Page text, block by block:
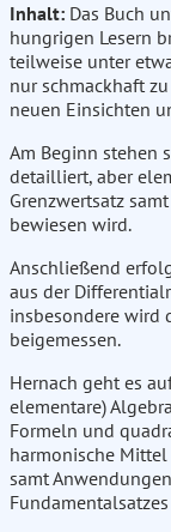
Inhalt: Das Buch
hungrigen Lesern
teilweise unter
nur schmackhaft
neuen Einsichten
Am Beginn stehen
detailliert, aber
Grenzwertsatz
bewiesen wird.
Anschließend
aus der
insbesondere wird
beigemessen.
Hernach geht es
elementare)
Formeln und
harmonische
samt